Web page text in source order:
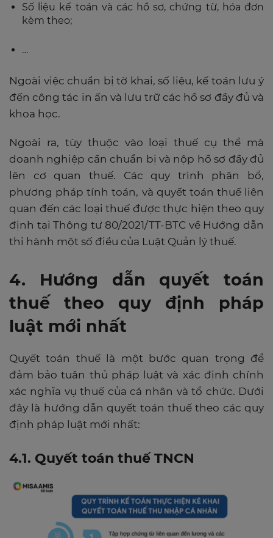
Số liệu kế toán và các hồ sơ, chứng từ, hóa đơn
kèm theo;
…
Ngoài việc chuẩn bị tờ khai, số liệu, kế toán lưu ý
đến công tác in ấn và lưu trữ các hồ sơ đầy đủ và
khoa học.
Ngoài ra, tùy thuộc vào loại thuế cụ thể mà
doanh nghiệp cần chuẩn bị và nộp hồ sơ đầy đủ
lên cơ quan thuế. Các quy trình phân bổ,
phương pháp tính toán, và quyết toán thuế liên
quan đến các loại thuế được thực hiện theo quy
định tại Thông tư 80/2021/TT-BTC về Hướng dẫn
thi hành một số điều của Luật Quản lý thuế.
4. Hướng dẫn quyết toán
thuế theo quy định pháp
luật mới nhất
Quyết toán thuế là một bước quan trọng để
đảm bảo tuân thủ pháp luật và xác định chính
xác nghĩa vụ thuế của cá nhân và tổ chức. Dưới
đây là hướng dẫn quyết toán thuế theo các quy
định pháp luật mới nhất:
4.1. Quyết toán thuế TNCN